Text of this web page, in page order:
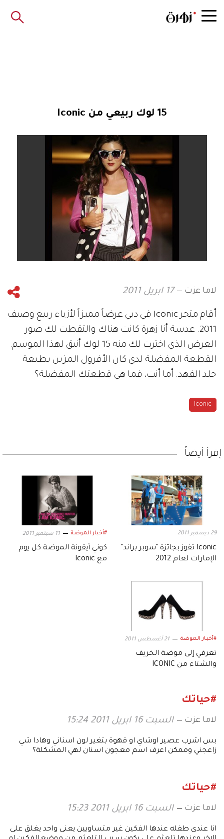
15 لوك ربيعي من Iconic
لاما عزت 17 ابريل 2011
أقام متجر Iconic في دبي عرضاً مميزاً لأزياء ربيع وصيف
2011. عدسة أنا زهرة كانت هناك والتقطت لك صور
العرض الذي اخترت لك منه 15 لوك أنيق لهذا الموسم.
القطعة المفضلة لدي كان الأفرول المزين بطبعة
جلد الفهد. أما أنت، فما هي قطعتك المفضلة؟
Iconic
إقرأ أيضاً
29 ديسمبر 2011
Iconic تفوز بجائزة "سوبر براند"
الإمارات لعام 2012
#أخبار الموضة 11 سبتمبر 2011
كوني أيقونة الموضة كل يوم
مع Iconic
#أخبار الموضة 21 أغسطس 2011
تعرفي إلى موضة الخريف
والشتاء من ICONIC
#حياتك
لاما عزت السبت 16 ابريل 2011 15:24
بس اشرب عصير اوشاي او قهوة بتغير لون اسناني وهادا شي
زاعجني وممكن اعرف اسم معجون اسنان لهي المشكلة؟
#حياتك
لاما عزت السبت 16 ابريل 2011 15:23
انا عندى طفله عندها الفكين غير متساويين يعنى واحد يغلق على